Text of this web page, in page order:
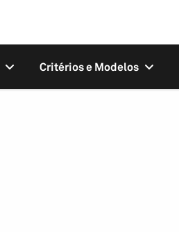
Critérios e Modelos